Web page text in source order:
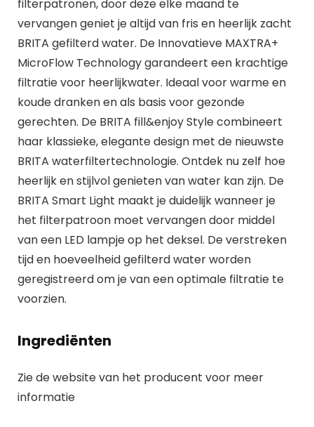
filterpatronen, door deze elke maand te
vervangen geniet je altijd van fris en heerlijk zacht
BRITA gefilterd water. De Innovatieve MAXTRA+
MicroFlow Technology garandeert een krachtige
filtratie voor heerlijkwater. Ideaal voor warme en
koude dranken en als basis voor gezonde
gerechten. De BRITA fill&enjoy Style combineert
haar klassieke, elegante design met de nieuwste
BRITA waterfiltertechnologie. Ontdek nu zelf hoe
heerlijk en stijlvol genieten van water kan zijn. De
BRITA Smart Light maakt je duidelijk wanneer je
het filterpatroon moet vervangen door middel
van een LED lampje op het deksel. De verstreken
tijd en hoeveelheid gefilterd water worden
geregistreerd om je van een optimale filtratie te
voorzien.
Ingrediënten
Zie de website van het producent voor meer
informatie